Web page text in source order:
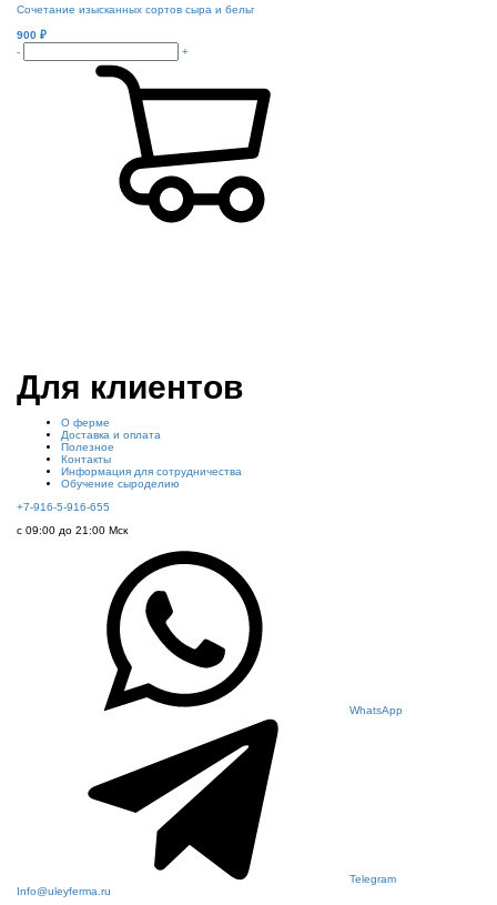
Сочетание изысканных сортов сыра и бельг
900 ₽
-
+
Для клиентов
О ферме
Доставка и оплата
Полезное
Контакты
Информация для сотрудничества
Обучение сыроделию
+7-916-5-916-655
с 09:00 до 21:00 Мск
WhatsApp
Telegram
Info@uleyferma.ru